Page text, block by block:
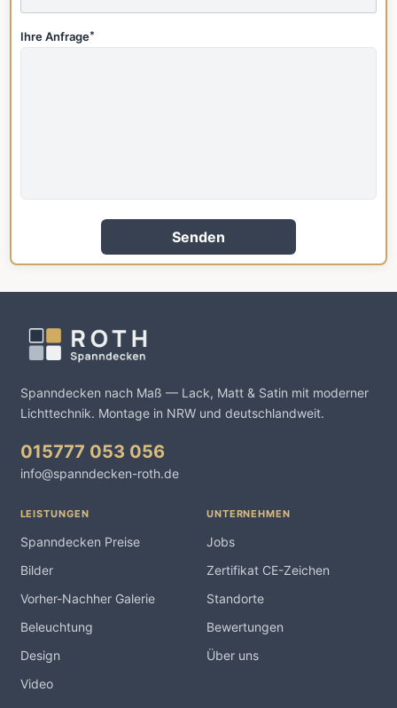
Ihre Anfrage*
Senden
Spanndecken nach Maß — Lack, Matt & Satin mit moderner
Lichttechnik. Montage in NRW und deutschlandweit.
015777 053 056
info@spanndecken-roth.de
LEISTUNGEN
Spanndecken Preise
Bilder
Vorher-Nachher Galerie
Beleuchtung
Design
Video
UNTERNEHMEN
Jobs
Zertifikat CE-Zeichen
Standorte
Bewertungen
Über uns